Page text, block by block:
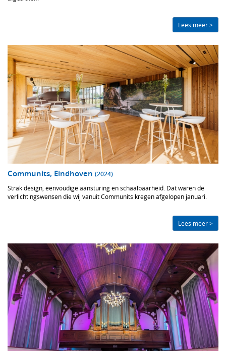
Lees meer >
Communits, Eindhoven (2024)
Strak design, eenvoudige aansturing en schaalbaarheid. Dat waren de
verlichtingswensen die wij vanuit Communits kregen afgelopen januari.
Lees meer >